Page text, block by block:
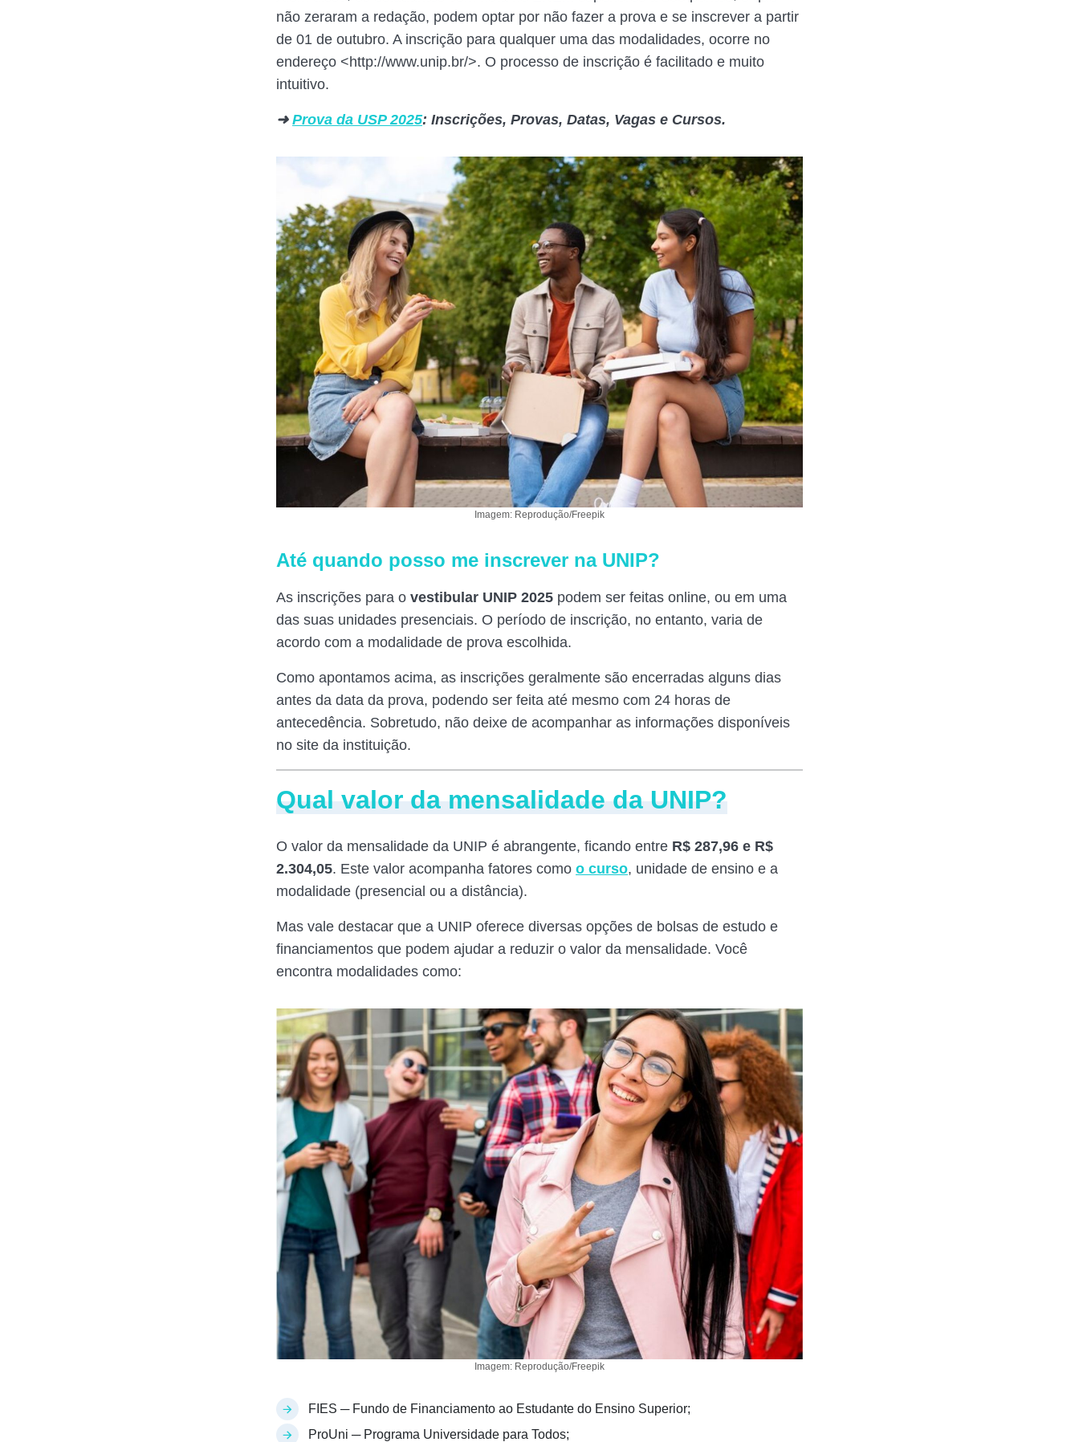
não zeraram a redação, podem optar por não fazer a prova e se inscrever a partir
de 01 de outubro. A inscrição para qualquer uma das modalidades, ocorre no
endereço <http://www.unip.br/>. O processo de inscrição é facilitado e muito
intuitivo.
➜ Prova da USP 2025: Inscrições, Provas, Datas, Vagas e Cursos.
Imagem: Reprodução/Freepik
Até quando posso me inscrever na UNIP?
As inscrições para o vestibular UNIP 2025 podem ser feitas online, ou em uma
das suas unidades presenciais. O período de inscrição, no entanto, varia de
acordo com a modalidade de prova escolhida.
Como apontamos acima, as inscrições geralmente são encerradas alguns dias
antes da data da prova, podendo ser feita até mesmo com 24 horas de
antecedência. Sobretudo, não deixe de acompanhar as informações disponíveis
no site da instituição.
Qual valor da mensalidade da UNIP?
O valor da mensalidade da UNIP é abrangente, ficando entre R$ 287,96 e R$
2.304,05. Este valor acompanha fatores como o curso, unidade de ensino e a
modalidade (presencial ou a distância).
Mas vale destacar que a UNIP oferece diversas opções de bolsas de estudo e
financiamentos que podem ajudar a reduzir o valor da mensalidade. Você
encontra modalidades como:
Imagem: Reprodução/Freepik
FIES ─ Fundo de Financiamento ao Estudante do Ensino Superior;
ProUni ─ Programa Universidade para Todos;